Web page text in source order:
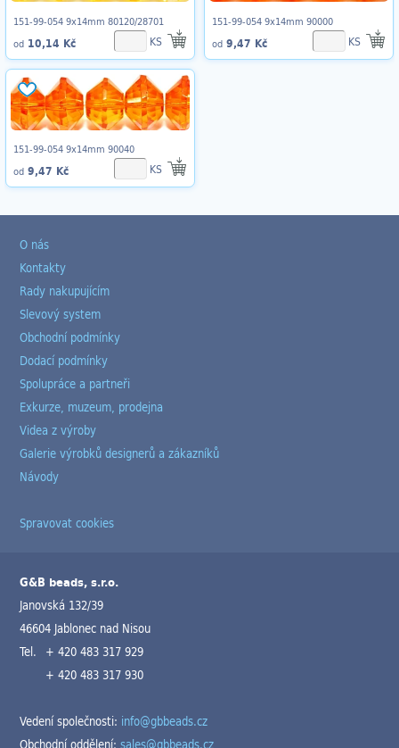
151-99-054 9x14mm 80120/28701
od 10,14 Kč KS
151-99-054 9x14mm 90000
od 9,47 Kč KS
151-99-054 9x14mm 90040
od 9,47 Kč KS
O nás
Kontakty
Rady nakupujícím
Slevový system
Obchodní podmínky
Dodací podmínky
Spolupráce a partneři
Exkurze, muzeum, prodejna
Videa z výroby
Galerie výrobků designerů a zákazníků
Návody
Spravovat cookies
G&B beads, s.r.o.
Janovská 132/39
46604 Jablonec nad Nisou
Tel. + 420 483 317 929
+ 420 483 317 930
Vedení společnosti: info@gbbeads.cz
Obchodní oddělení:sales@gbbeads.cz